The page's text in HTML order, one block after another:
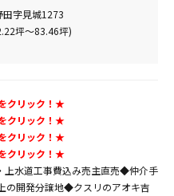
字見城1273
坪～83.46坪)
クリック！★
クリック！★
クリック！★
クリック！★
上水道工事費込み売主直売◆仲介手
開発分譲地◆クスリのアオキ吉